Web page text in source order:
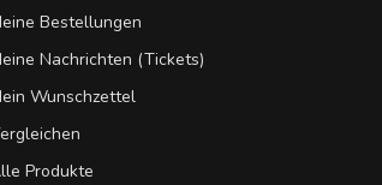
Bestellungen
Nachrichten (Tickets)
Wunschzettel
Produkte